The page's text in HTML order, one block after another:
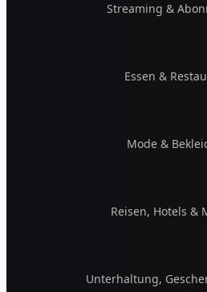
Streaming &
Essen &
Mode &
Reisen, Hotels &
Unterhaltung,